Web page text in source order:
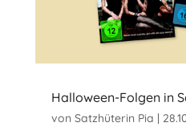
Halloween-Folgen in
von Satzhüterin Pia |